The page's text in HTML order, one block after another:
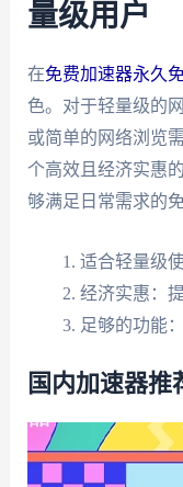
量级用户
在免费加速器永久
色。对于轻量级的
或简单的网络浏览
个高效且经济实惠
够满足日常需求的免
适合轻量级
经济实惠：
足够的功能
国内加速器推